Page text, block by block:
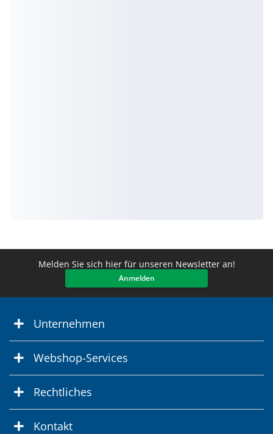
Melden Sie sich hier für unseren Newsletter an!
Anmelden
Unternehmen
Webshop-Services
Rechtliches
Kontakt